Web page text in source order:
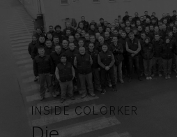
INSIDE COLORKER